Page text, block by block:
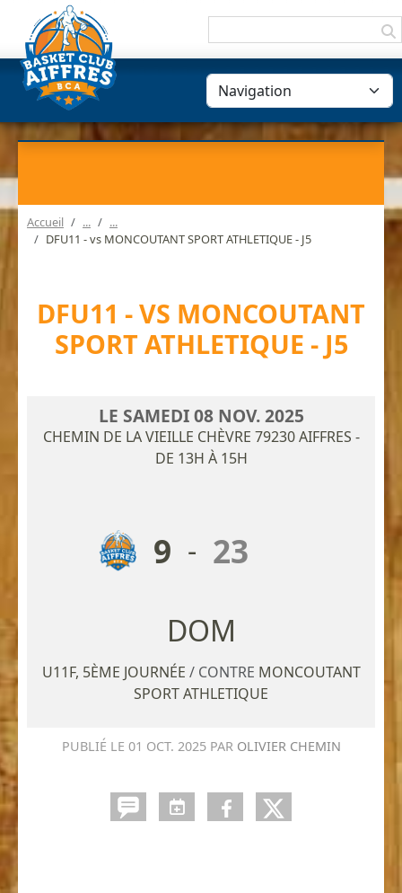
Accueil
DFU11 - vs MONCOUTANT SPORT ATHLETIQUE - J5
DFU11 - VS MONCOUTANT
SPORT ATHLETIQUE - J5
LE SAMEDI08 NOV. 2025
CHEMIN DE LA VIEILLE CHÈVRE 79230 AIFFRES -
DE 13H À 15H
9 - 23
U11F, 5ÈME JOURNÉE / CONTRE MONCOUTANT
SPORT ATHLETIQUE
PUBLIÉ LE 01 OCT. 2025PAR OLIVIER CHEMIN
Panneau de gestion des cookies